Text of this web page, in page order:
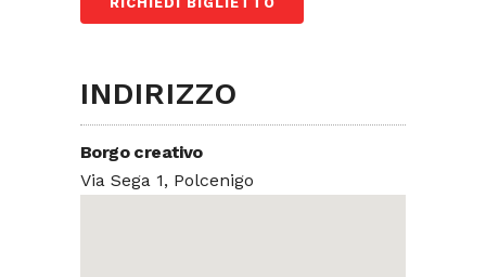
INDIRIZZO
Borgo creativo
Via Sega 1, Polcenigo